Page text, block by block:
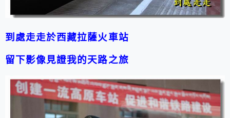
到處走走於西藏拉薩火車站
留下影像見證我的天路之旅